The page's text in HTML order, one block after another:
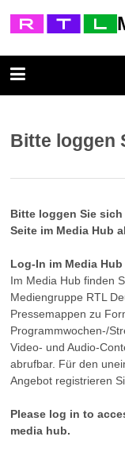
Bitte loggen
Bitte loggen Sie
Seite im Media Hub
Log-In im Media Hub
Im Media Hub finden
Mediengruppe RTL
Pressemappen zu
Programmwochen-/
Video- und Audio-
abrufbar. Für den
Angebot registrieren
Please log in to
media hub.